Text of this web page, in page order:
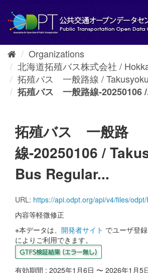
content
Organizations
北海道拓殖バス株式会社 /
拓殖バス 一般路線 /
拓殖バス 一般路線-20250106
拓殖バス 一般路
線-20250106 /
Bus Regular...
URL: https://api.odpt.org/api/v4/files/odpt/HokkaidoTakushokuBus/
内容等軽微修正
※本データは、 開発者サイト でユーザ登
によりご利用できます。
有効期間 : 2025年1月6日 〜 2026年1月5